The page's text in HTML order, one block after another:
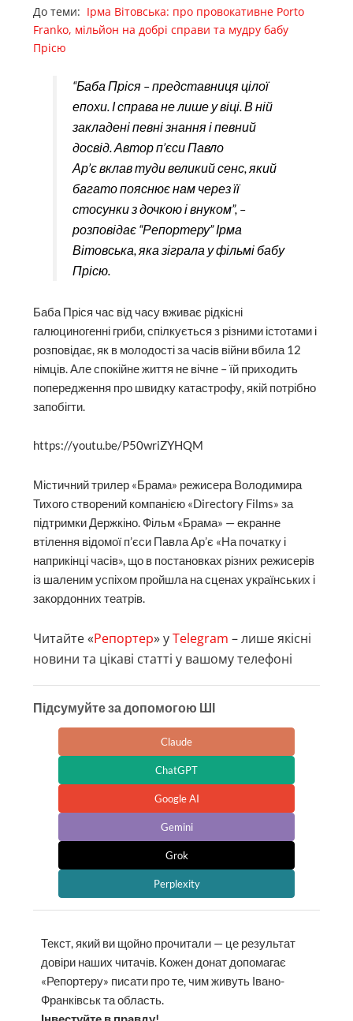
До теми: Ірма Вітовська: про провокативне Porto
Franko, мільйон на добрі справи та мудру бабу
Прісю
“Баба Пріся – представниця цілої
епохи. І справа не лише у віці. В ній
закладені певні знання і певний
досвід. Автор п’єси Павло
Ар’є вклав туди великий сенс, який
багато пояснює нам через її
стосунки з дочкою і внуком”, –
розповідає “Репортеру” Ірма
Вітовська, яка зіграла у фільмі бабу
Прісю.
Баба Пріся час від часу вживає рідкісні
галюциногенні гриби, спілкується з різними істотами і
розповідає, як в молодості за часів війни вбила 12
німців. Але спокійне життя не вічне – їй приходить
попередження про швидку катастрофу, якій потрібно
запобігти.
https://youtu.be/P50wriZYHQM
Містичний трилер «Брама» режисера Володимира
Тихого створений компанією «Directory Films» за
підтримки Держкіно. Фільм «Брама» — екранне
втілення відомої п’єси Павла Ар’є «На початку і
наприкінці часів», що в постановках різних режисерів
із шаленим успіхом пройшла на сценах українських і
закордонних театрів.
Читайте «Репортер» уTelegram – лише якісні
новини та цікаві статті у вашому телефоні
Підсумуйте за допомогою ШІ
Claude
ChatGPT
Google AI
Gemini
Grok
Perplexity
Текст, який ви щойно прочитали — це результат
довіри наших читачів. Кожен донат допомагає
«Репортеру» писати про те, чим живуть Івано-
Франківськ та область.